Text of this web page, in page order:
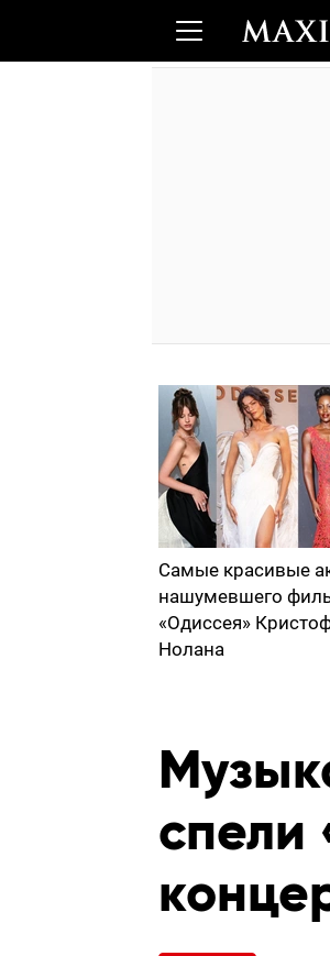
Самые красивые
нашумевшего
«Одиссея»
Нолана
спели